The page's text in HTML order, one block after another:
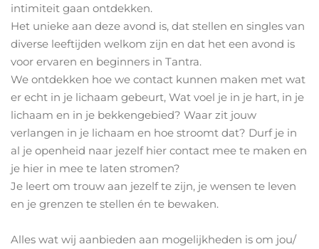
intimiteit gaan ontdekken.
Het unieke aan deze avond is, dat stellen en singles van
diverse leeftijden welkom zijn en dat het een avond is
voor ervaren en beginners in Tantra.
We ontdekken hoe we contact kunnen maken met wat
er echt in je lichaam gebeurt, Wat voel je in je hart, in je
lichaam en in je bekkengebied? Waar zit jouw
verlangen in je lichaam en hoe stroomt dat? Durf je in
al je openheid naar jezelf hier contact mee te maken en
je hier in mee te laten stromen?
Je leert om trouw aan jezelf te zijn, je wensen te leven
en je grenzen te stellen én te bewaken.
Alles wat wij aanbieden aan mogelijkheden is om jou/